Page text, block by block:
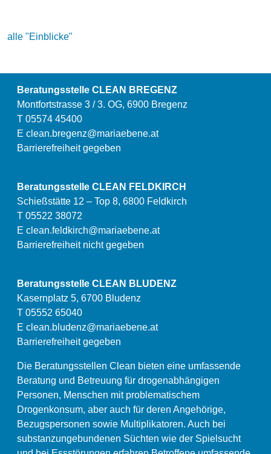
alle "Einblicke"
Beratungsstelle CLEAN BREGENZ
Montfortstrasse 3 / 3. OG, 6900 Bregenz
T 05574 45400
E clean.bregenz@mariaebene.at
Barrierefreiheit gegeben
Beratungsstelle CLEAN FELDKIRCH
Schießstätte 12 – Top 8, 6800 Feldkirch
T 05522 38072
E clean.feldkirch@mariaebene.at
Barrierefreiheit nicht gegeben
Beratungsstelle CLEAN BLUDENZ
Kasernplatz 5, 6700 Bludenz
T 05552 65040
E clean.bludenz@mariaebene.at
Barrierefreiheit gegeben
Die Beratungsstellen Clean bieten eine umfassende
Beratung und Betreuung für drogenabhängigen
Personen, Menschen mit problematischem
Drogenkonsum, aber auch für deren Angehörige,
Bezugspersonen sowie Multiplikatoren. Auch bei
substanzungebundenen Süchten wie der Spielsucht